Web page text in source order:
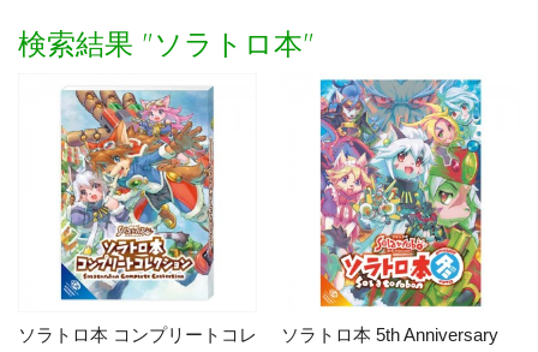
検索結果 "ソラトロ本"
ソラトロ本 コンプリートコレ
ソラトロ本 5th Anniversary